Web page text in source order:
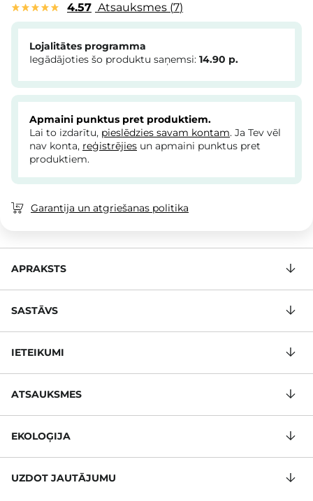
4.57 Atsauksmes 7
Lojalitātes programma
Iegādājoties šo produktu saņemsi: 14.90 p.
Apmaini punktus pret produktiem.
Lai to izdarītu, pieslēdzies savam kontam. Ja Tev vēl
nav konta, reģistrējies un apmaini punktus pret
produktiem.
Garantija un atgriešanas politika
APRAKSTS
SASTĀVS
IETEIKUMI
ATSAUKSMES
EKOLOĢIJA
UZDOT JAUTĀJUMU